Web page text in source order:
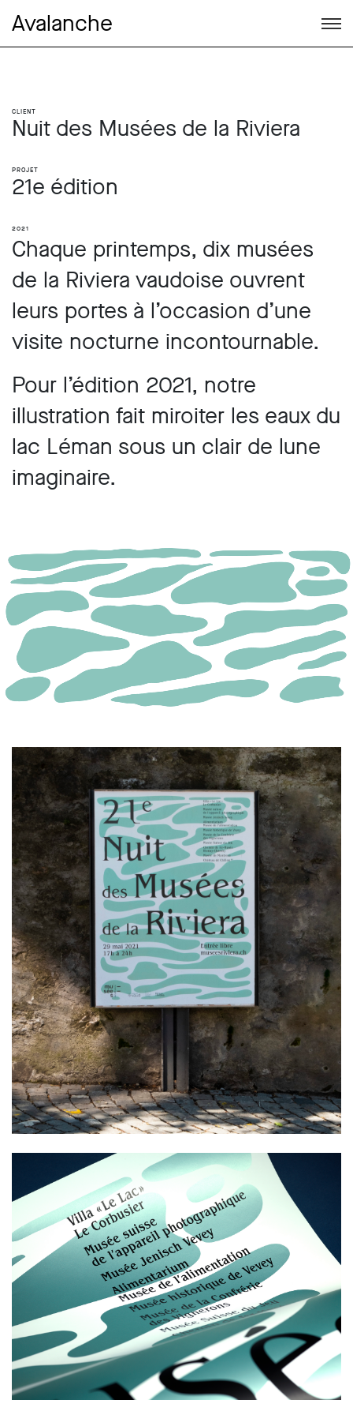
Avalanche
Client
Nuit des Musées de la Riviera
Projet
21e édition
2021
Chaque printemps, dix musées
de la Riviera vaudoise ouvrent
leurs portes à l’occasion d’une
visite nocturne incontournable.
Pour l’édition 2021, notre
illustration fait miroiter les eaux du
lac Léman sous un clair de lune
imaginaire.